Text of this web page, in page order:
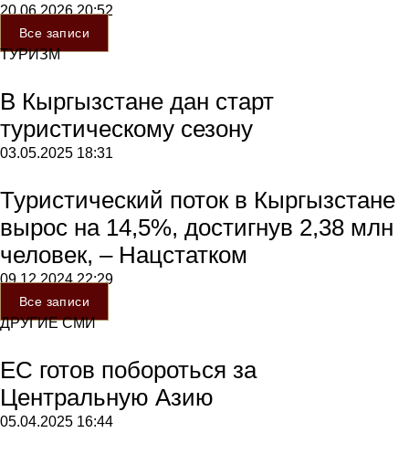
20.06.202620:52
Все записи
ТУРИЗМ
В Кыргызстане дан старт
туристическому сезону
03.05.2025 18:31
Туристический поток в Кыргызстане
вырос на 14,5%, достигнув 2,38 млн
человек, – Нацстатком
09.12.202422:29
Все записи
ДРУГИЕ СМИ
ЕС готов побороться за
Центральную Азию
05.04.2025 16:44